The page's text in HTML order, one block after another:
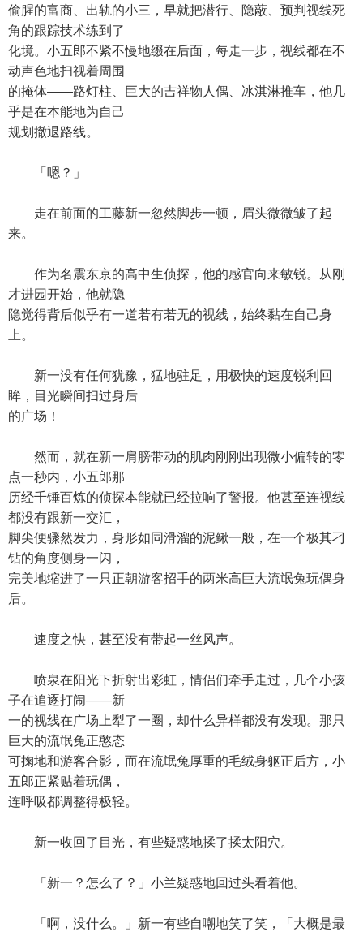
偷腥的富商、出轨的小三，早就把潜行、隐蔽、预判视线死
角的跟踪技术练到了
化境。小五郎不紧不慢地缀在后面，每走一步，视线都在不
动声色地扫视着周围
的掩体——路灯柱、巨大的吉祥物人偶、冰淇淋推车，他几
乎是在本能地为自己
规划撤退路线。
「嗯？」
走在前面的工藤新一忽然脚步一顿，眉头微微皱了起
来。
作为名震东京的高中生侦探，他的感官向来敏锐。从刚
才进园开始，他就隐
隐觉得背后似乎有一道若有若无的视线，始终黏在自己身
上。
新一没有任何犹豫，猛地驻足，用极快的速度锐利回
眸，目光瞬间扫过身后
的广场！
然而，就在新一肩膀带动的肌肉刚刚出现微小偏转的零
点一秒内，小五郎那
历经千锤百炼的侦探本能就已经拉响了警报。他甚至连视线
都没有跟新一交汇，
脚尖便骤然发力，身形如同滑溜的泥鳅一般，在一个极其刁
钻的角度侧身一闪，
完美地缩进了一只正朝游客招手的两米高巨大流氓兔玩偶身
后。
速度之快，甚至没有带起一丝风声。
喷泉在阳光下折射出彩虹，情侣们牵手走过，几个小孩
子在追逐打闹——新
一的视线在广场上犁了一圈，却什么异样都没有发现。那只
巨大的流氓兔正憨态
可掬地和游客合影，而在流氓兔厚重的毛绒身躯正后方，小
五郎正紧贴着玩偶，
连呼吸都调整得极轻。
新一收回了目光，有些疑惑地揉了揉太阳穴。
「新一？怎么了？」小兰疑惑地回过头看着他。
「啊，没什么。」新一有些自嘲地笑了笑，「大概是最